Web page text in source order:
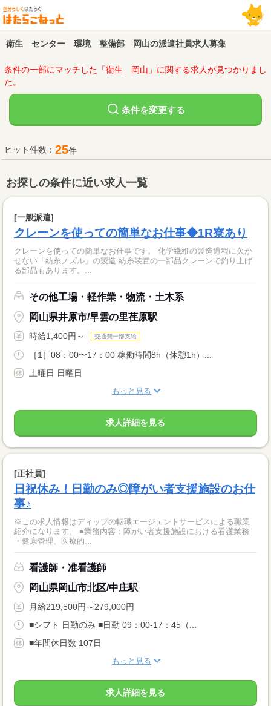
衛生 センター 環境 整備部 岡山の派遣社員求人募集
条件の一部にマッチした「衛生 岡山」に関する求人が見つかりまし
た。
条件を変更する
ヒット件数： 25件
お探しの条件に近い求人一覧
[一般派遣]
クレーンを使っての簡単なお仕事◆1R寮あり
クレーンを使っての簡単なお仕事です。 化学繊維の製造過程に欠か
せない「紡糸ノズル」の製造 紡糸装置の一部品クレーンで釣り上げ
る部品もあります。...
その他工場・軽作業・物流・土木系
岡山県井原市/早雲の里荏原駅
時給1,400円～ 交通費一部支給
［1］08：00〜17：00 稼働時間8h（休憩1h）...
土曜日 日曜日
もっと見る
求人詳細を見る
[正社員]
日祝休み！日勤のみ◎障がい者支援施設のお仕
事♪
※この求人情報はディップの転職エージェントサービスによる職業
紹介になります。 ■業務内容：障がい者支援施設における看護業務
・健康管理、医療的...
看護師・准看護師
岡山県岡山市北区/中庄駅
月給219,500円～279,000円
■シフト 日勤のみ ■日勤 09：00-17：45（...
■年間休日数 107日
もっと見る
求人詳細を見る